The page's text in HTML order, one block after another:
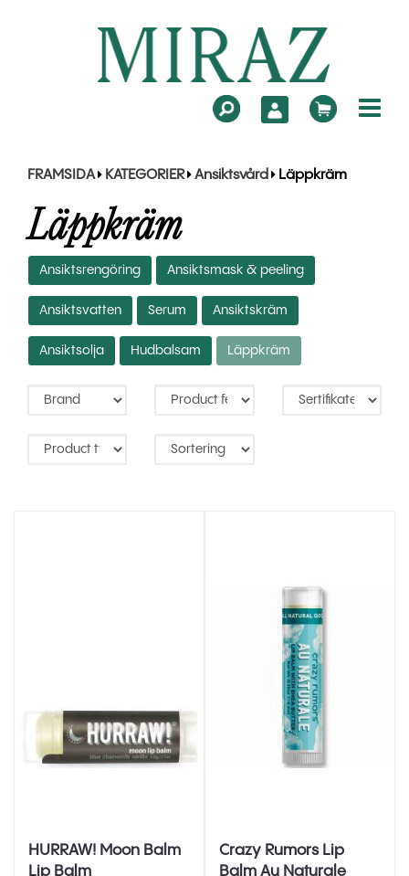
FRAMSIDA KATEGORIER Ansiktsvård Läppkräm
Läppkräm
Ansiktsrengöring Ansiktsmask & peeling
Ansiktsvatten Serum Ansiktskräm
Ansiktsolja Hudbalsam Läppkräm
HURRAW! Moon Balm
Lip Balm
Crazy Rumors Lip
Balm Au Naturale